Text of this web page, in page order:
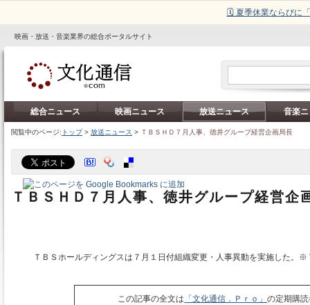
🗓️ 夏季休業ならびに
映画・放送・音楽業界の総合ポータルサイト
総合ニュース 映画ニュース 放送ニュース 音楽
閲覧中のページ: トップ> 放送ニュース > ＴＢＳＨＤ７月人事、徳井グループ経営企画局長
ＴＢＳＨＤ７月人事、徳井グループ経営企
ＴＢＳホールディングスは７月１日付組織変更・人事異動を実施した
この記事の全文は 「文化通信．Ｐｒｏ」の定期購